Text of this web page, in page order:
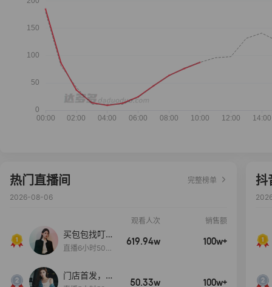
热门直播间
完整榜单
2026-08-06
观看人次 销售额
买包包找叮
当,一折购！
直播6小时50分
619.94w 100w+
门店首发，秋
50.33w 100w+
抖